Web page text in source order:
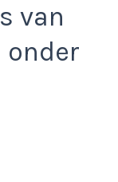
van
onder